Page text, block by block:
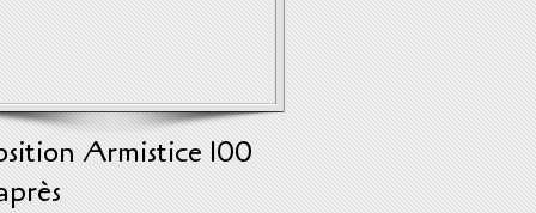
Armistice 100